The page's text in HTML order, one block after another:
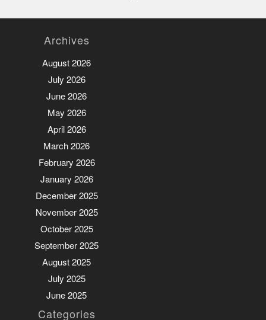
Archives
August 2026
July 2026
June 2026
May 2026
April 2026
March 2026
February 2026
January 2026
December 2025
November 2025
October 2025
September 2025
August 2025
July 2025
June 2025
Categories